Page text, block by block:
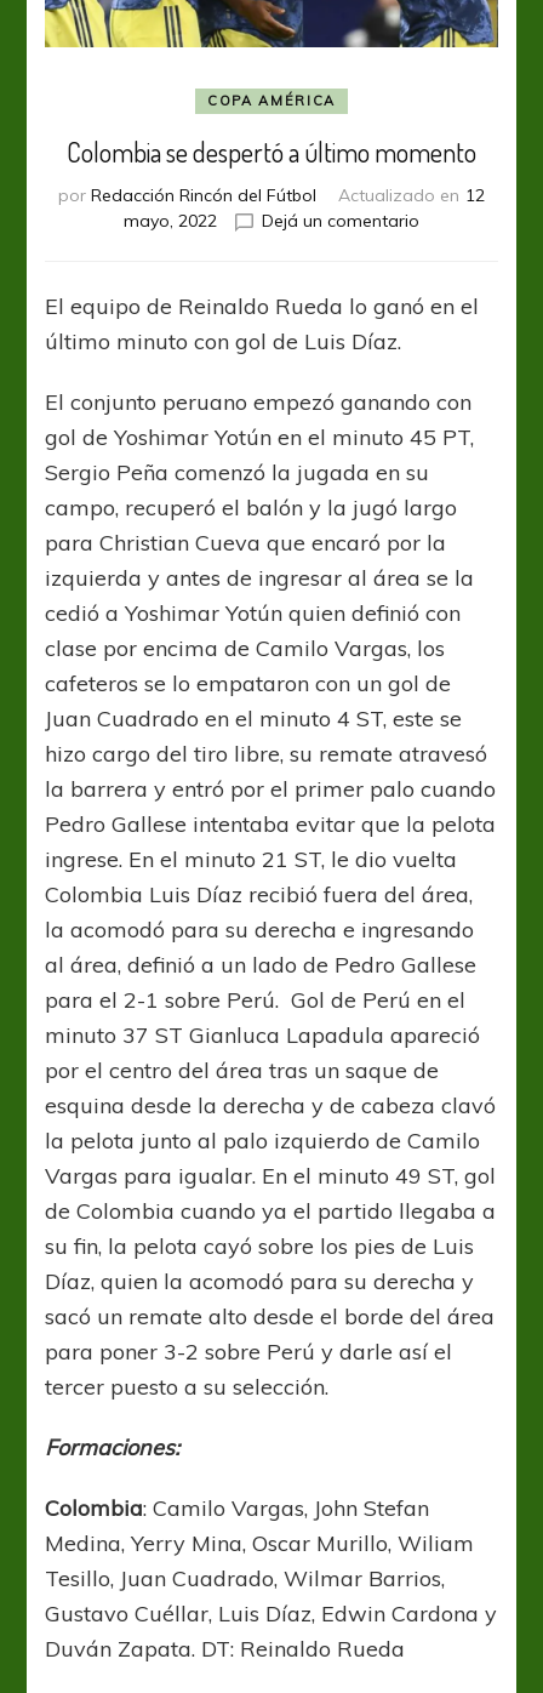
COPA AMÉRICA
Colombia se despertó a último momento
por Redacción Rincón del Fútbol Actualizado en 12
mayo, 2022
Dejá un comentario
despertó
a
El equipo de Reinaldo Rueda lo ganó en el
último minuto con gol de Luis Díaz.
El conjunto peruano empezó ganando con
gol de Yoshimar Yotún en el minuto 45 PT,
Sergio Peña comenzó la jugada en su
campo, recuperó el balón y la jugó largo
para Christian Cueva que encaró por la
izquierda y antes de ingresar al área se la
cedió a Yoshimar Yotún quien definió con
clase por encima de Camilo Vargas, los
cafeteros se lo empataron con un gol de
Juan Cuadrado en el minuto 4 ST, este se
hizo cargo del tiro libre, su remate atravesó
la barrera y entró por el primer palo cuando
Pedro Gallese intentaba evitar que la pelota
ingrese. En el minuto 21 ST, le dio vuelta
Colombia Luis Díaz recibió fuera del área,
la acomodó para su derecha e ingresando
al área, definió a un lado de Pedro Gallese
para el 2-1 sobre Perú. Gol de Perú en el
minuto 37 ST Gianluca Lapadula apareció
por el centro del área tras un saque de
esquina desde la derecha y de cabeza clavó
la pelota junto al palo izquierdo de Camilo
Vargas para igualar. En el minuto 49 ST, gol
de Colombia cuando ya el partido llegaba a
su fin, la pelota cayó sobre los pies de Luis
Díaz, quien la acomodó para su derecha y
sacó un remate alto desde el borde del área
para poner 3-2 sobre Perú y darle así el
tercer puesto a su selección.
Formaciones:
Colombia: Camilo Vargas, John Stefan
Medina, Yerry Mina, Oscar Murillo, Wiliam
Tesillo, Juan Cuadrado, Wilmar Barrios,
Gustavo Cuéllar, Luis Díaz, Edwin Cardona y
Duván Zapata. DT: Reinaldo Rueda